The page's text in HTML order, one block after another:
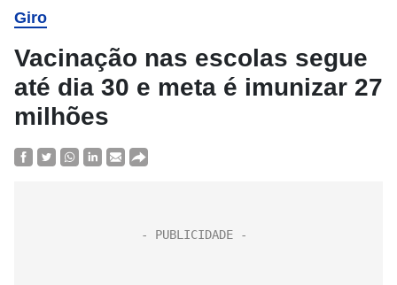
Giro
Vacinação nas escolas segue
até dia 30 e meta é imunizar 27
milhões